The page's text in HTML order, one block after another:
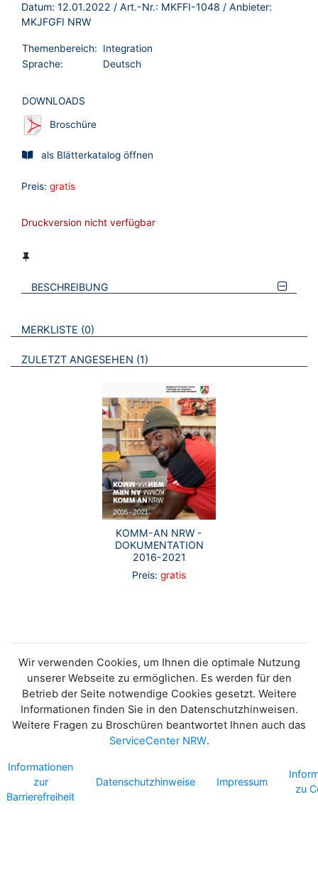
Datum: 12.01.2022 / Art.-Nr.: MKFFI-1048 / Anbieter:
MKJFGFI NRW
Themenbereich:
Integration
Sprache:
Deutsch
DOWNLOADS
Broschüre
als Blätterkatalog öffnen
Preis: gratis
Druckversion nicht verfügbar
BESCHREIBUNG
VERWEISE AUF VERMERKTE- ODER ZULETZT ANGESEHENE
MERKLISTE 0 BROSCHÜREN
ZULETZT ANGESEHEN 1 BROSCHÜREN
KOMM-AN NRW -
DOKUMENTATION
2016-2021
Preis: gratis
Wir verwenden Cookies, um Ihnen die optimale Nutzung
unserer Webseite zu ermöglichen. Es werden für den
Betrieb der Seite notwendige Cookies gesetzt. Weitere
Informationen finden Sie in den Datenschutzhinweisen.
Weitere Fragen zu Broschüren beantwortet Ihnen auch das
ServiceCenter NRW.
Informationen
zur
Barrierefreiheit
Datenschutzhinweise Impressum
zu